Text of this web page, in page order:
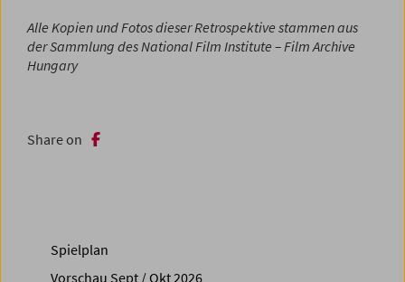
Alle Kopien und Fotos dieser Retrospektive stammen aus
der Sammlung des National Film Institute – Film Archive
Hungary
Share on
Spielplan
Vorschau Sept / Okt 2026